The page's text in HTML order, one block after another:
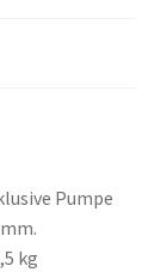
Pumpe
kg